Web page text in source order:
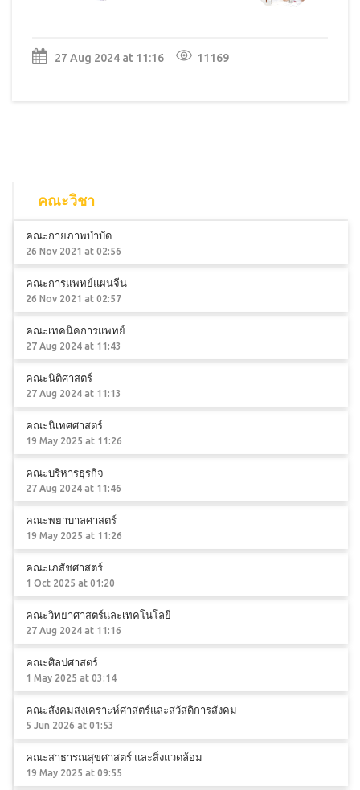
27 Aug 2024 at 11:16 11169
คณะวิชา
คณะกายภาพบำบัด
26 Nov 2021 at 02:56
คณะการแพทย์แผนจีน
26 Nov 2021 at 02:57
คณะเทคนิคการแพทย์
27 Aug 2024 at 11:43
คณะนิติศาสตร์
27 Aug 2024 at 11:13
คณะนิเทศศาสตร์
19 May 2025 at 11:26
คณะบริหารธุรกิจ
27 Aug 2024 at 11:46
คณะพยาบาลศาสตร์
19 May 2025 at 11:26
คณะเภสัชศาสตร์
1 Oct 2025 at 01:20
คณะวิทยาศาสตร์และเทคโนโลยี
27 Aug 2024 at 11:16
คณะศิลปศาสตร์
1 May 2025 at 03:14
คณะสังคมสงเคราะห์ศาสตร์และสวัสดิการสังคม
5 Jun 2026 at 01:53
คณะสาธารณสุขศาสตร์ และสิ่งแวดล้อม
19 May 2025 at 09:55